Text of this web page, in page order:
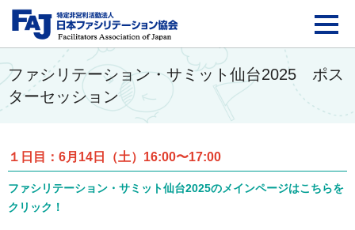
FAJ：特定非営利活動
ファシリテーション・サミット仙台2025 ポス
ターセッション
１日目：6月14日（土）16:00〜17:00
ファシリテーション・サミット仙台2025のメインページはこちらを
クリック！